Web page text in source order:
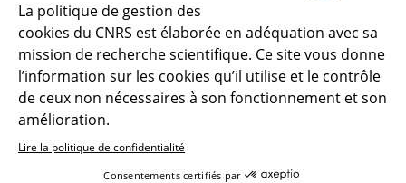
CNRS Le Mag
© 2026, CNRS
Créer un compte Se connecter
Gestion des cookies
La politique de gestion des
cookies du CNRS est élaborée en adéquation avec sa
mission de recherche scientifique. Ce site vous donne
l’information sur les cookies qu’il utilise et le contrôle
de ceux non nécessaires à son fonctionnement et son
amélioration.
Lire la politique de confidentialité
Consentements certifiés par